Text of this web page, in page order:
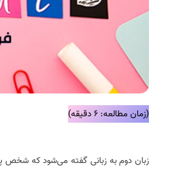
(زمان مطالعه: ۶ دقیقه)
زبان دوم به زبانی گفته می‌شود که شخص